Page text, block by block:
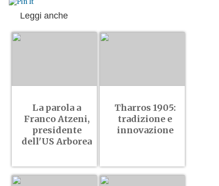
Leggi anche
La parola a
Franco Atzeni,
presidente
dell'US Arborea
Tharros 1905:
tradizione e
innovazione